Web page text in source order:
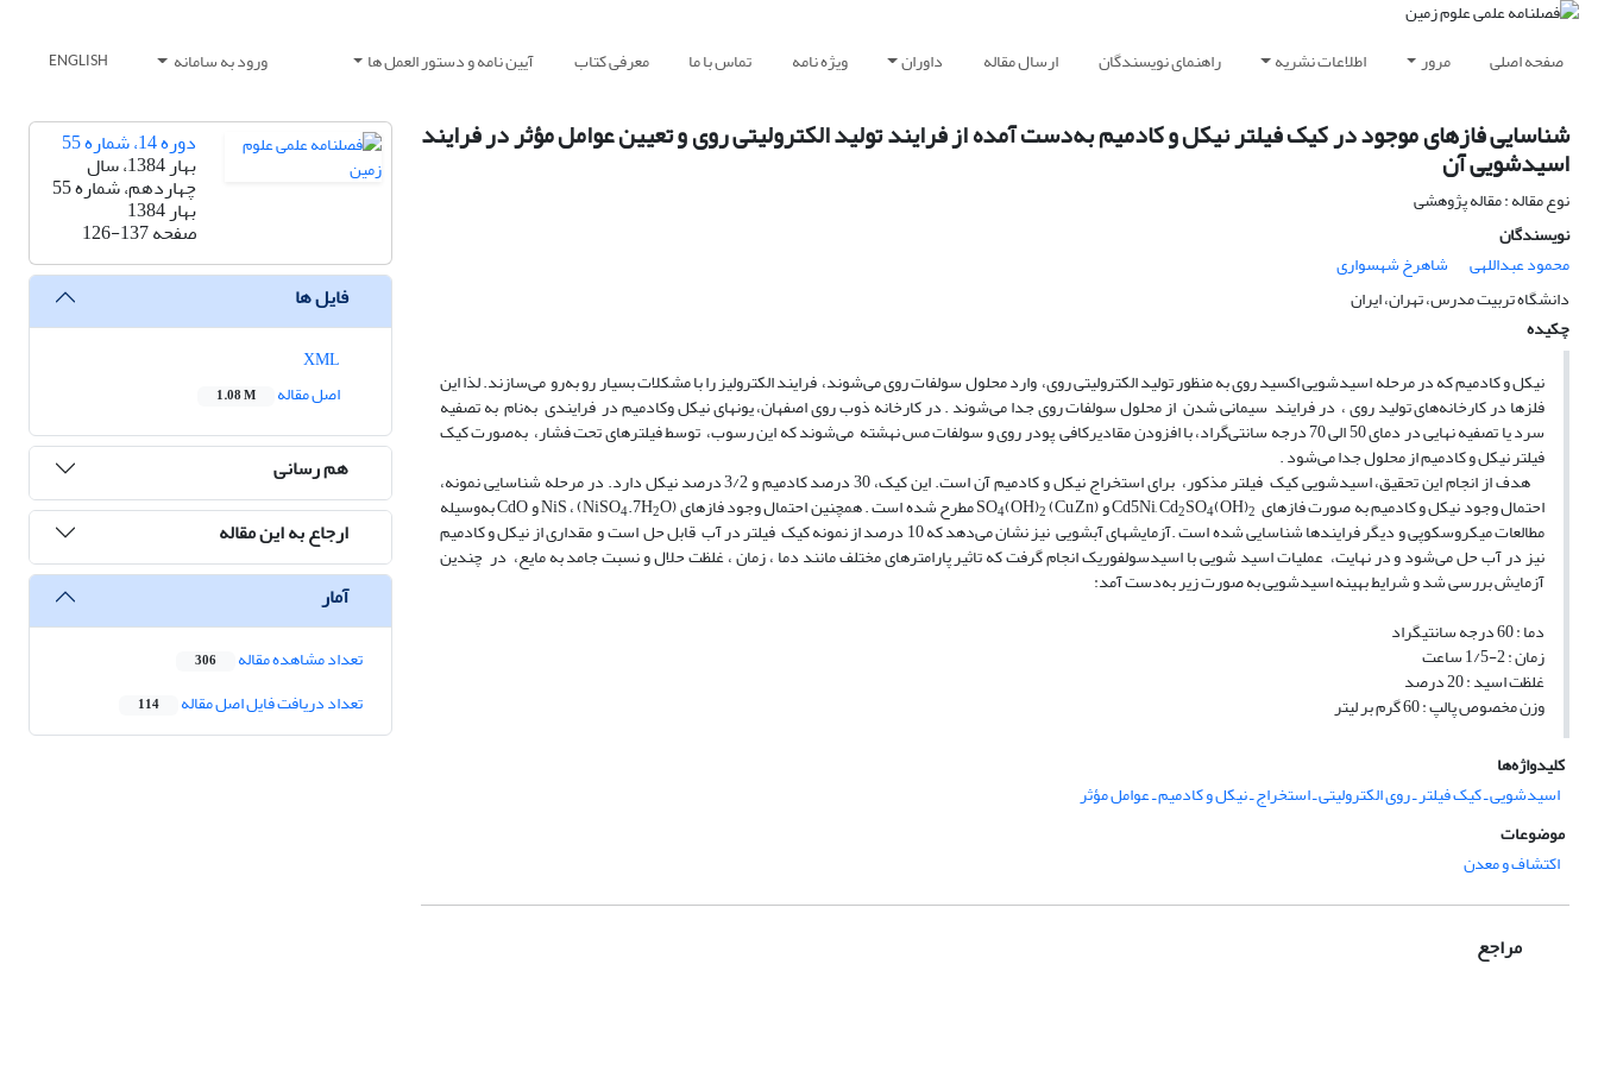
صفحه اصلی مرور اطلاعات نشریه راهنمای نویسندگان ارسال مقاله داوران ویژه نامه تماس با ما معرفی کتاب آیین نامه و دستور العمل ها ورود به سامانه ENGLISH
شناسایی فازهای موجود در کیک فیلتر نیکل و کادمیم به‌دست آمده از فرایند تولید الکترولیتی روی و تعیین عوامل مؤثر در فرایند
اسیدشویی آن
نوع مقاله : مقاله پژوهشی
نویسندگان
محمود عبداللهی
شاهرخ شهسواری
دانشگاه تربیت مدرس، تهران، ایران
چکیده
نیکل و کادمیم که در مرحله اسیدشویی اکسید روی به منظور تولید الکترولیتی روی، وارد محلول سولفات‌ روی می‌شوند، فرایند الکترولیز را با مشکلات بسیار رو به‌رو می‌سازند. لذا این
فلزها در کارخانه‌های تولید روی ، در فرایند سیمانی شدن از محلول سولفات‌ روی جدا می‌شوند . در کارخانه ذوب روی اصفهان، یونهای نیکل وکادمیم در فرایندی به‌نام به تصفیه
سرد یا تصفیه نهایی در دمای 50 الی 70 درجه سانتی‌گراد، با افزودن مقادیرکافی پودر روی و سولفات ‌مس نهشته می‌شوند که این رسوب، توسط فیلترهای تحت فشار، به‌صورت کیک
فیلتر نیکل و کادمیم از محلول جدا می‌شود .
هدف از انجام این تحقیق، اسیدشویی کیک فیلتر مذکور، برای استخراج نیکل و کادمیم آن است. این کیک، 30 درصد کادمیم و 3/2 درصد نیکل دارد. در مرحله شناسایی نمونه،
احتمال وجود نیکل و کادمیم به صورت فازهای Cd5Ni, Cd 2SO4(OH)2 و (Cu,Zn) SO 4(OH)2 مطرح شده است . همچنین احتمال وجود فازهای (NiSO 4.7H2 O) ، NiS و CdO به‌وسیله
مطالعات میکروسکوپی و دیگر فرایندها شناسایی شده است .آزمایشهای آبشویی ‌ نیز نشان می‌دهد که 10 درصد از نمونه کیک ‌فیلتر در آب قابل حل است و مقداری از نیکل و کادمیم
نیز در آب حل می‌شود و در نهایت، عملیات ‌اسید شویی با اسید‌سولفوریک انجام گرفت که تاثیر پارامترهای مختلف مانند دما‌‌‌ ، زمان ، غلظت حلال و نسبت جامد به مایع، در چندین
آزمایش بررسی شد و شرایط بهینه اسیدشویی به صورت زیر به‌دست آمد:
دما : 60 درجه سانتیگراد
زمان : 2-1/5 ساعت
غلظت اسید : 20 درصد
وزن مخصوص پالپ : 60 گرم بر لیتر
کلیدواژه‌ها
اسیدشویی ـ کیک فیلتر ـ روی الکترولیتی ـ استخراج ـ نیکل و کادمیم ـ عوامل مؤثر
موضوعات
اکتشاف و معدن
مراجع
دوره 14، شماره 55
بهار 1384، سال
چهاردهم، شماره 55
بهار 1384
صفحه126-137
فایل ها
اصل مقاله
1.08 M
هم رسانی
ارجاع به این مقاله
آمار
تعداد مشاهده مقاله 306
تعداد دریافت فایل اصل مقاله 114